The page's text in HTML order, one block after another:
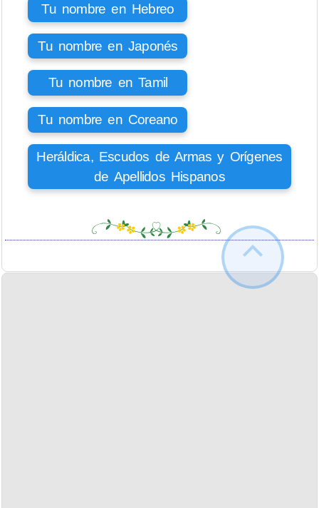
Tu nombre en Hebreo
Tu nombre en Japonés
Tu nombre en Tamil
Tu nombre en Coreano
Heráldica, Escudos de Armas y Orígenes
de Apellidos Hispanos